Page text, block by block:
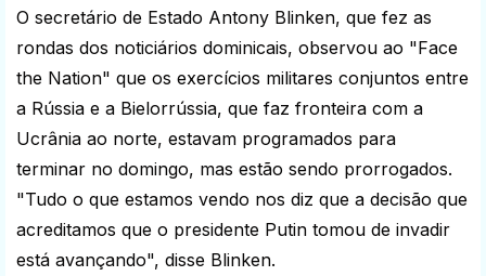
O secretário de Estado Antony Blinken, que fez as
rondas dos noticiários dominicais, observou ao "Face
the Nation" que os exercícios militares conjuntos entre
a Rússia e a Bielorrússia, que faz fronteira com a
Ucrânia ao norte, estavam programados para
terminar no domingo, mas estão sendo prorrogados.
"Tudo o que estamos vendo nos diz que a decisão que
acreditamos que o presidente Putin tomou de invadir
está avançando", disse Blinken.